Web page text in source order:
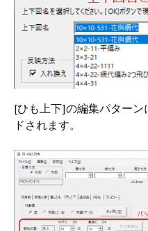
[ひも上下]の編集パター
ドされます。